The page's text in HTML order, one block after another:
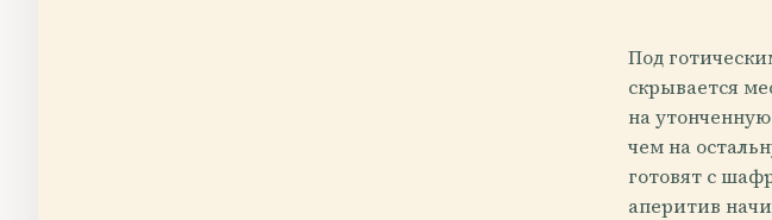
Под
скрывается
на
чем на
готовят с
аперитив